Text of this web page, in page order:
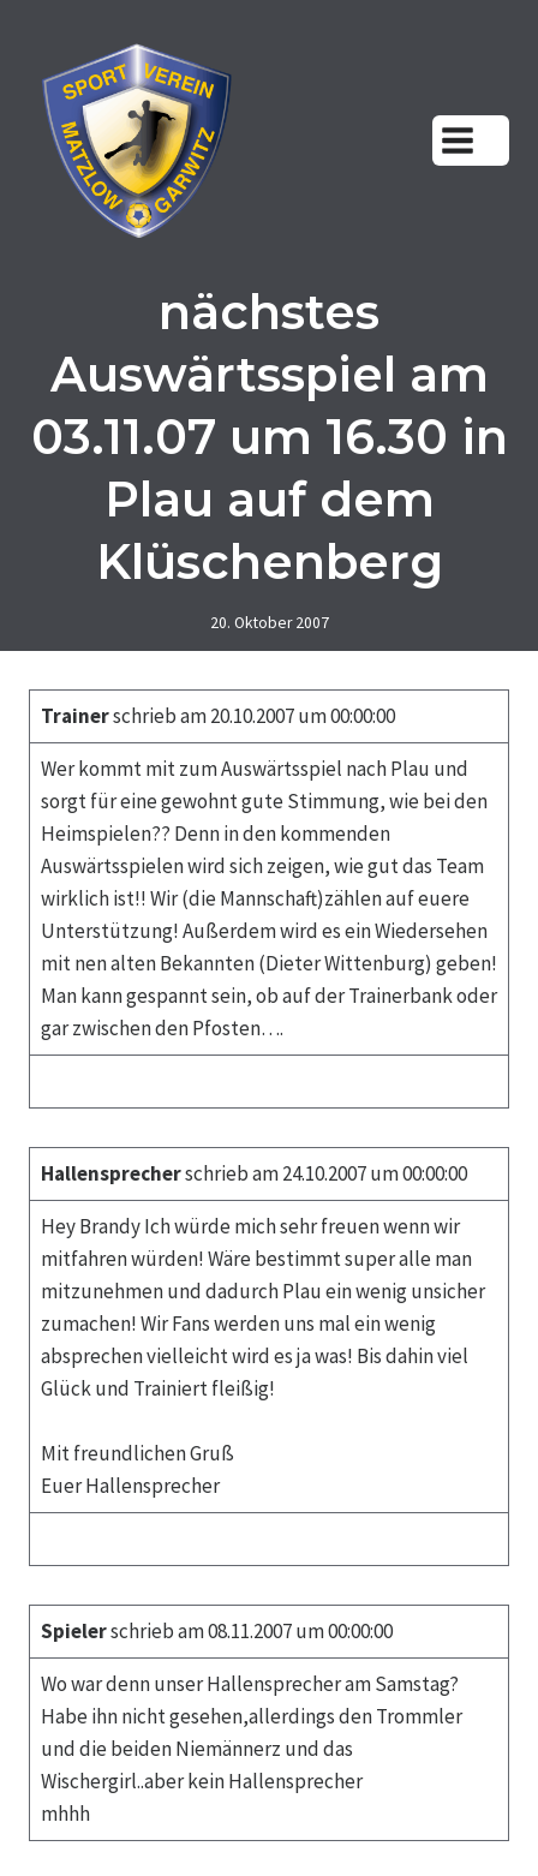
springen
nächstes
Auswärtsspiel am
03.11.07 um 16.30 in
Plau auf dem
Klüschenberg
20. Oktober 2007
Trainerschrieb am 20.10.2007 um 00:00:00
Wer kommt mit zum Auswärtsspiel nach Plau und
sorgt für eine gewohnt gute Stimmung, wie bei den
Heimspielen?? Denn in den kommenden
Auswärtsspielen wird sich zeigen, wie gut das Team
wirklich ist!! Wir (die Mannschaft)zählen auf euere
Unterstützung! Außerdem wird es ein Wiedersehen
mit nen alten Bekannten (Dieter Wittenburg) geben!
Man kann gespannt sein, ob auf der Trainerbank oder
gar zwischen den Pfosten….
Hallensprecherschrieb am 24.10.2007 um 00:00:00
Hey Brandy Ich würde mich sehr freuen wenn wir
mitfahren würden! Wäre bestimmt super alle man
mitzunehmen und dadurch Plau ein wenig unsicher
zumachen! Wir Fans werden uns mal ein wenig
absprechen vielleicht wird es ja was! Bis dahin viel
Glück und Trainiert fleißig!
Mit freundlichen Gruß
Euer Hallensprecher
Spielerschrieb am 08.11.2007 um 00:00:00
Wo war denn unser Hallensprecher am Samstag?
Habe ihn nicht gesehen,allerdings den Trommler
und die beiden Niemännerz und das
Wischergirl..aber kein Hallensprecher
mhhh